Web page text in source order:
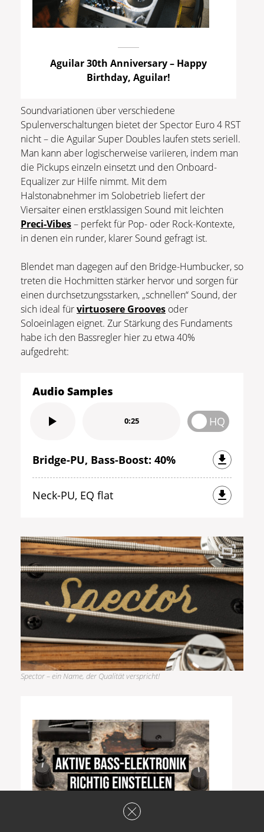
Aguilar 30th Anniversary – Happy
Birthday, Aguilar!
Soundvariationen über verschiedene
Spulenverschaltungen bietet der Spector Euro 4 RST
nicht – die Aguilar Super Doubles laufen stets seriell.
Man kann aber logischerweise variieren, indem man
die Pickups einzeln einsetzt und den Onboard-
Equalizer zur Hilfe nimmt. Mit dem
Halstonabnehmer im Solobetrieb liefert der
Viersaiter einen erstklassigen Sound mit leichten
Preci-Vibes– perfekt für Pop- oder Rock-Kontexte,
in denen ein runder, klarer Sound gefragt ist.
Blendet man dagegen auf den Bridge-Humbucker, so
treten die Hochmitten stärker hervor und sorgen für
einen durchsetzungsstarken, „schnellen“ Sound, der
sich ideal fürvirtuosere Grooves oder
Soloeinlagen eignet. Zur Stärkung des Fundaments
habe ich den Bassregler hier zu etwa 40%
aufgedreht:
Audio Samples
0:25 HQ
Bridge-PU, Bass-Boost: 40%
Neck-PU, EQ flat
Spector – ein Name, der Qualität verspricht!